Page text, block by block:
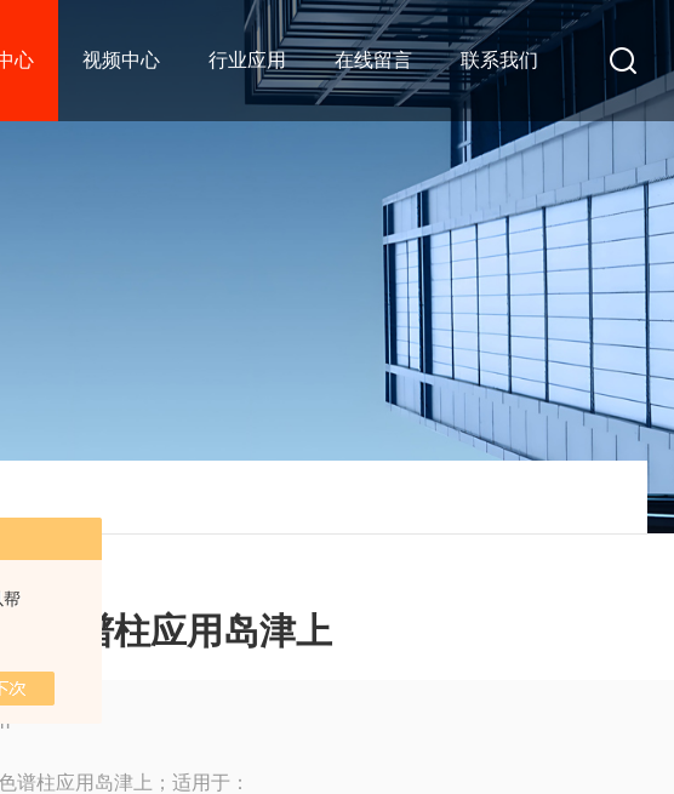
帮
心 视频中心 行业应用 在线留言 联系我们
色谱柱应用岛津上
谱柱应用岛津上；适用于：